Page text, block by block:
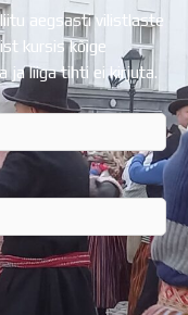
aegsasti vilistlaste
kursis kõige
ja liiga tihti ei kirjuta.